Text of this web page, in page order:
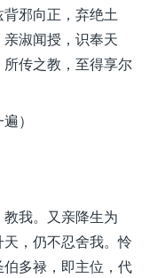
邪向正，弃绝土
淑闻授，识奉天
传之教，至得享尔
）
我。又亲降生为
，仍不忍舍我。怜
多禄，即主位，代